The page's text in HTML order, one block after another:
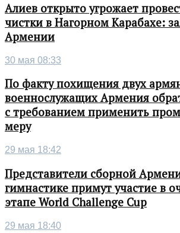
Алиев открыто угрожает
чистки в Нагорном Карабахе:
Армении
30 мая 08:33
По факту похищения двух
военнослужащих Армения
с требованием применить
меру
29 мая 18:42
Представители сборной
гимнастике примут участие в
этапе World Challenge Cup
29 мая 18:40